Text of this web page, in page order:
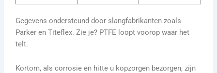
Gegevens ondersteund door slangfabrikanten zoals
Parker en Titeflex. Zie je? PTFE loopt voorop waar het
telt.
Kortom, als corrosie en hitte u kopzorgen bezorgen, zijn